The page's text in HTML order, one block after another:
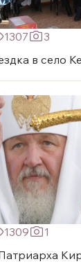
1307
3
в село
1309
1